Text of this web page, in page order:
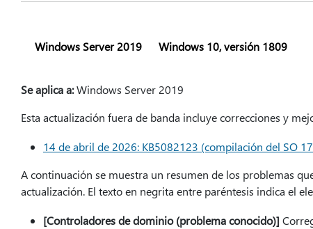
Windows Server 2019 Windows 10, versión 1809
Se aplica a:Windows Server 2019
Esta actualización fuera de banda incluye correcciones y
14 de abril de 2026: KB5082123 (compilación del SO
A continuación se muestra un resumen de los problemas
actualización. El texto en negrita entre paréntesis indica el
[Controladores de dominio (problema conocido)]